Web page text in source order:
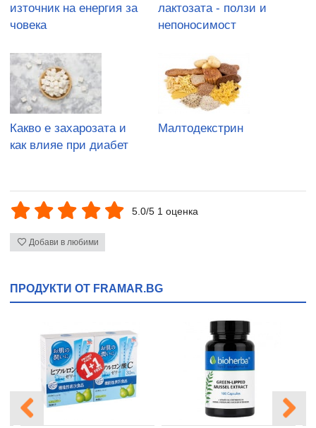
източник на енергия за
човека
лактозата - ползи и
непоносимост
Какво е захарозата и
как влияе при диабет
Малтодекстрин
5.0/5 1 оценка
Добави в любими
ПРОДУКТИ ОТ FRAMAR.BG